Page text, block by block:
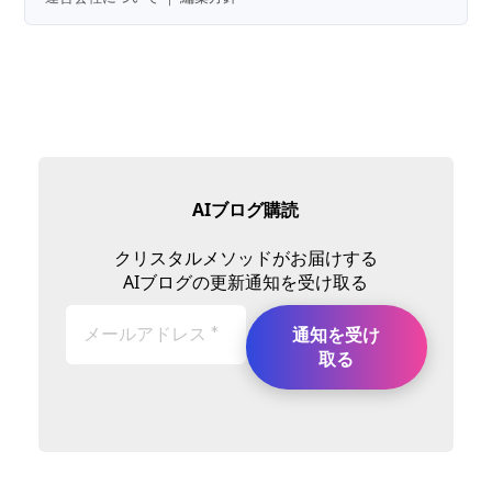
AIブログ購読
クリスタルメソッドがお届けする
AIブログの更新通知を受け取る